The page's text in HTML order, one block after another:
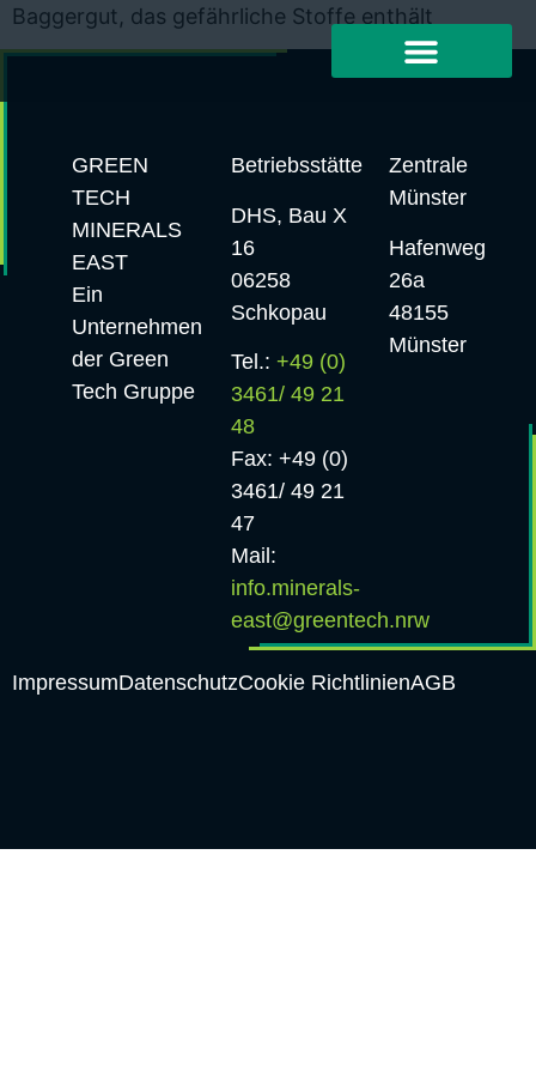
Baggergut, das gefährliche Stoffe enthält
GREEN
TECH
MINERALS
EAST
Ein
Unternehmen
der Green
Tech Gruppe
Betriebsstätte
DHS, Bau X
16
06258
Schkopau
Tel.: +49 (0)
3461/ 49 21
48
Fax: +49 (0)
3461/ 49 21
47
Mail:
info.minerals-
east@greentech.nrw
Zentrale
Münster
Hafenweg
26a
48155
Münster
ImpressumDatenschutzCookie RichtlinienAGB